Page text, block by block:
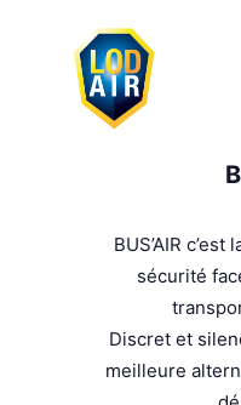
BUS’AIR
sécurité
Discret et
meilleure